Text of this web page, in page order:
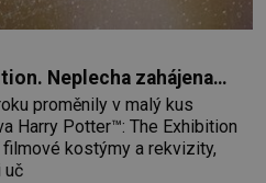
Neplecha zahájena…
proměnily v malý kus
Harry Potter™: The Exhibition
kostýmy a rekvizity,
uč